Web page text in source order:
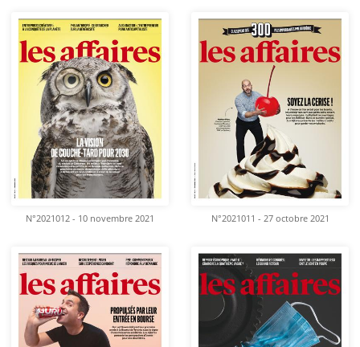
N°2021012 - 10 novembre 2021 N°2021011 - 27 octobre 2021